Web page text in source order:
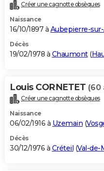
Créer une cagnotte obsèques
Naissance
16/10/1897 à Aubepierre-
Décès
19/02/1978 à Chaumont(
Louis CORNETET (60
Créer une cagnotte obsèques
Naissance
06/02/1916 à Uzemain (
Décès
30/12/1976 à Créteil (Val-de-